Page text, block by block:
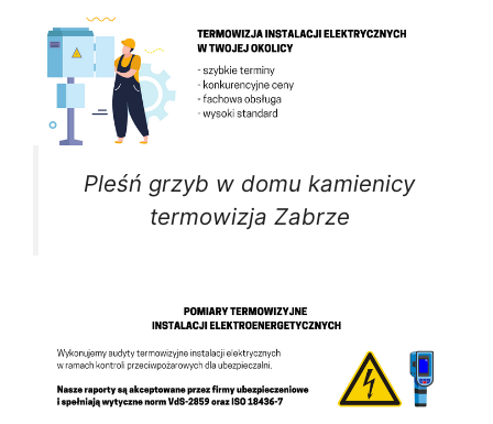
Pleśń grzyb w domu kamienicy
termowizja Zabrze